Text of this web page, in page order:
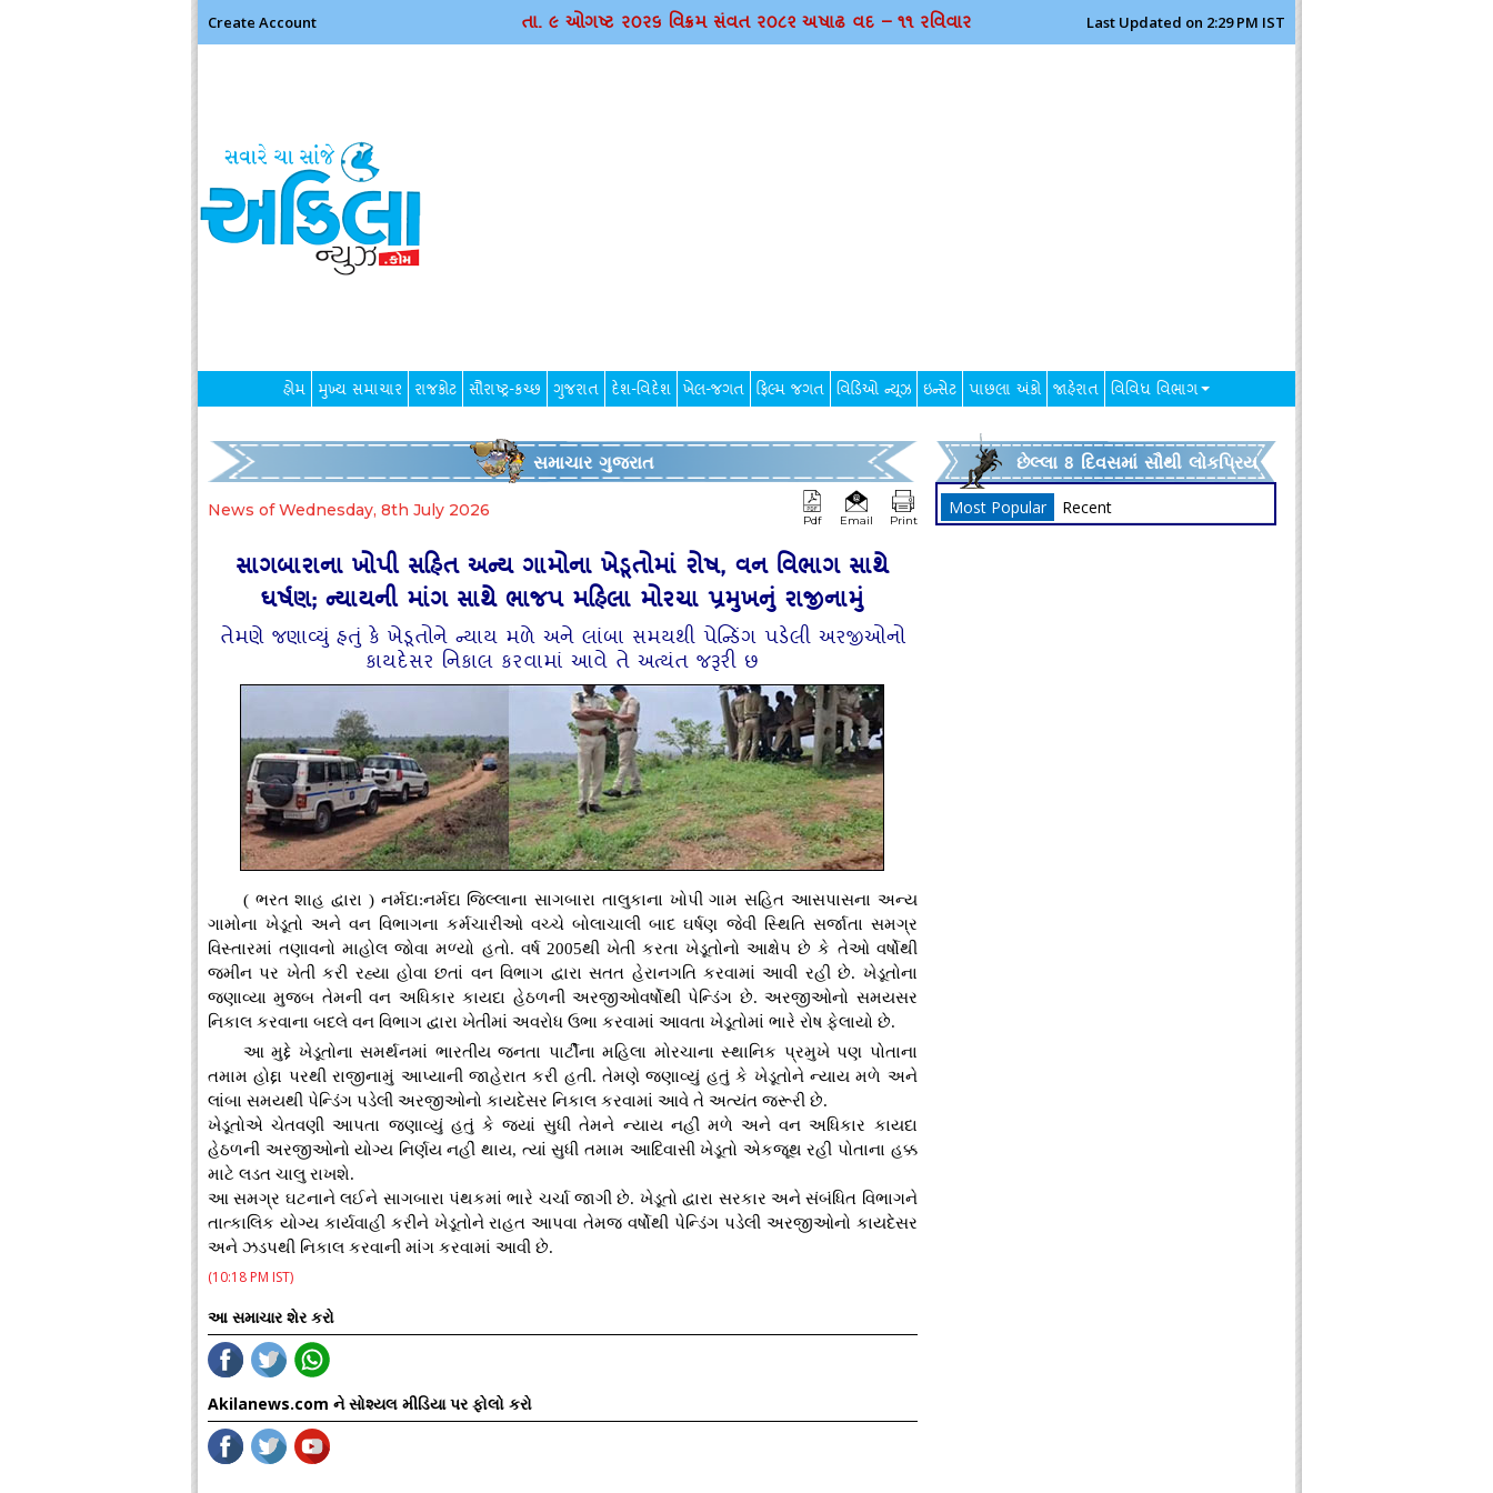
Create Account તા. ૯ ઓગષ્ટ ર૦ર૬ વિક્રમ સંવત ર૦૮૨ અષાઢ વદ – ૧૧ રવિવાર Last Updated on 2:29 PM IST
હોમ મુખ્ય સમાચાર રાજકોટ સૌરાષ્ટ્ર-કચ્છ ગુજરાત દેશ-વિદેશ ખેલ-જગત ફિલ્મ જગત વિડિઓ ન્યૂઝ ઇન્સેટ પાછલા અંકો જાહેરાત વિવિધ વિભાગ
સમાચાર ગુજરાત
News of Wednesday, 8th July 2026
Pdf Email Print
સાગબારાના ખોપી સહિત અન્ય ગામોના ખેડૂતોમાં રોષ, વન વિભાગ સાથે
ઘર્ષણ; ન્યાયની માંગ સાથે ભાજપ મહિલા મોરચા પ્રમુખનું રાજીનામું
તેમણે જણાવ્યું હતું કે ખેડૂતોને ન્યાય મળે અને લાંબા સમયથી પેન્ડિંગ પડેલી અરજીઓનો
કાયદેસર નિકાલ કરવામાં આવે તે અત્યંત જરૂરી છ
( ભરત શાહ દ્વારા ) નર્મદા:નર્મદા જિલ્લાના સાગબારા તાલુકાના ખોપી ગામ સહિત આસપાસના અન્ય
ગામોના ખેડૂતો અને વન વિભાગના કર્મચારીઓ વચ્ચે બોલાચાલી બાદ ઘર્ષણ જેવી સ્થિતિ સર્જાતા સમગ્ર
વિસ્તારમાં તણાવનો માહોલ જોવા મળ્યો હતો. વર્ષ 2005થી ખેતી કરતા ખેડૂતોનો આક્ષેપ છે કે તેઓ વર્ષોથી
જમીન પર ખેતી કરી રહ્યા હોવા છતાં વન વિભાગ દ્વારા સતત હેરાનગતિ કરવામાં આવી રહી છે. ખેડૂતોના
જણાવ્યા મુજબ તેમની વન અધિકાર કાયદા હેઠળની અરજીઓવર્ષોથી પેન્ડિંગ છે. અરજીઓનો સમયસર
નિકાલ કરવાના બદલે વન વિભાગ દ્વારા ખેતીમાં અવરોધ ઉભા કરવામાં આવતા ખેડૂતોમાં ભારે રોષ ફેલાયો છે.
આ મુદ્દે ખેડૂતોના સમર્થનમાં ભારતીય જનતા પાર્ટીના મહિલા મોરચાના સ્થાનિક પ્રમુખે પણ પોતાના
તમામ હોદ્દા પરથી રાજીનામું આપ્યાની જાહેરાત કરી હતી. તેમણે જણાવ્યું હતું કે ખેડૂતોને ન્યાય મળે અને
લાંબા સમયથી પેન્ડિંગ પડેલી અરજીઓનો કાયદેસર નિકાલ કરવામાં આવે તે અત્યંત જરૂરી છે.
ખેડૂતોએ ચેતવણી આપતા જણાવ્યું હતું કે જ્યાં સુધી તેમને ન્યાય નહીં મળે અને વન અધિકાર કાયદા
હેઠળની અરજીઓનો યોગ્ય નિર્ણય નહીં થાય, ત્યાં સુધી તમામ આદિવાસી ખેડૂતો એકજૂથ રહી પોતાના હક્ક
માટે લડત ચાલુ રાખશે.
આ સમગ્ર ઘટનાને લઈને સાગબારા પંથકમાં ભારે ચર્ચા જાગી છે. ખેડૂતો દ્વારા સરકાર અને સંબંધિત વિભાગને
તાત્કાલિક યોગ્ય કાર્યવાહી કરીને ખેડૂતોને રાહત આપવા તેમજ વર્ષોથી પેન્ડિંગ પડેલી અરજીઓનો કાયદેસર
અને ઝડપથી નિકાલ કરવાની માંગ કરવામાં આવી છે.
(10:18 PM IST)
આ સમાચાર શેર કરો
Akilanews.com ને સોશ્યલ મીડિયા પર ફોલો કરો
છેલ્લા 8 દિવસમાં સૌથી લોકપ્રિય
Most Popular Recent